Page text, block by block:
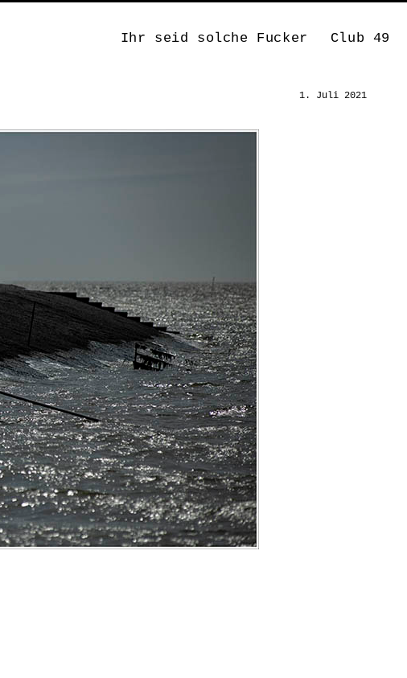
Ihr seid solche Fucker Club 49
1. Juli 2021